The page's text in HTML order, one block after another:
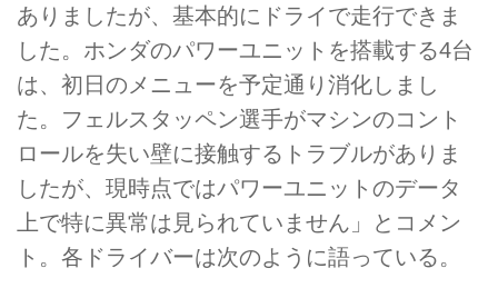
ありましたが、基本的にドライで走行できま
した。ホンダのパワーユニットを搭載する4台
は、初日のメニューを予定通り消化しまし
た。フェルスタッペン選手がマシンのコント
ロールを失い壁に接触するトラブルがありま
したが、現時点ではパワーユニットのデータ
上で特に異常は見られていません」とコメン
ト。各ドライバーは次のように語っている。